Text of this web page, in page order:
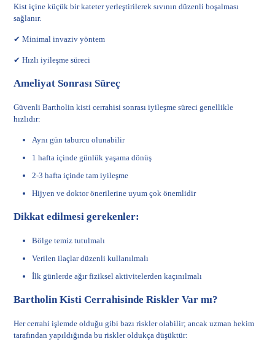
Kist içine küçük bir kateter yerleştirilerek sıvının düzenli boşalması
sağlanır.
✔ Minimal invaziv yöntem
✔ Hızlı iyileşme süreci
Ameliyat Sonrası Süreç
Güvenli Bartholin kisti cerrahisi sonrası iyileşme süreci genellikle
hızlıdır:
Aynı gün taburcu olunabilir
1 hafta içinde günlük yaşama dönüş
2-3 hafta içinde tam iyileşme
Hijyen ve doktor önerilerine uyum çok önemlidir
Dikkat edilmesi gerekenler:
Bölge temiz tutulmalı
Verilen ilaçlar düzenli kullanılmalı
İlk günlerde ağır fiziksel aktivitelerden kaçınılmalı
Bartholin Kisti Cerrahisinde Riskler Var mı?
Her cerrahi işlemde olduğu gibi bazı riskler olabilir; ancak uzman hekim
tarafından yapıldığında bu riskler oldukça düşüktür: